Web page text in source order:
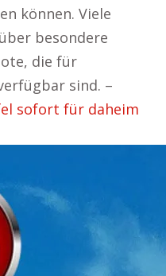
können. Viele
besondere
die für
sind. –
sofort für daheim